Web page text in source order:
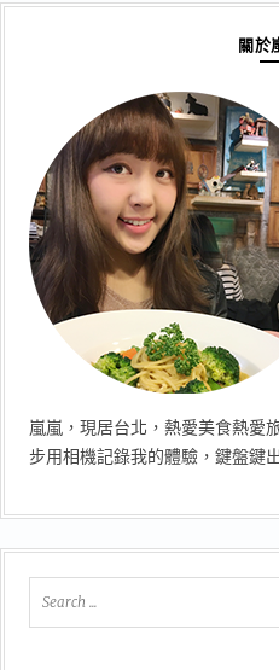
關於
嵐嵐，現居台北，熱愛美食熱愛
步用相機記錄我的體驗，鍵盤鍵